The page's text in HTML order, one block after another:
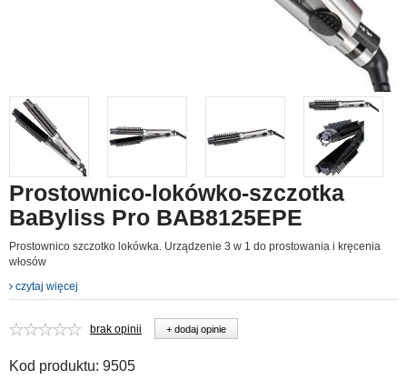
Prostownico-lokówko-szczotka
BaByliss Pro BAB8125EPE
Prostownico szczotko lokówka. Urządzenie 3 w 1 do prostowania i kręcenia
włosów
czytaj więcej
brak opinii + dodaj opinie
Kod produktu: 9505